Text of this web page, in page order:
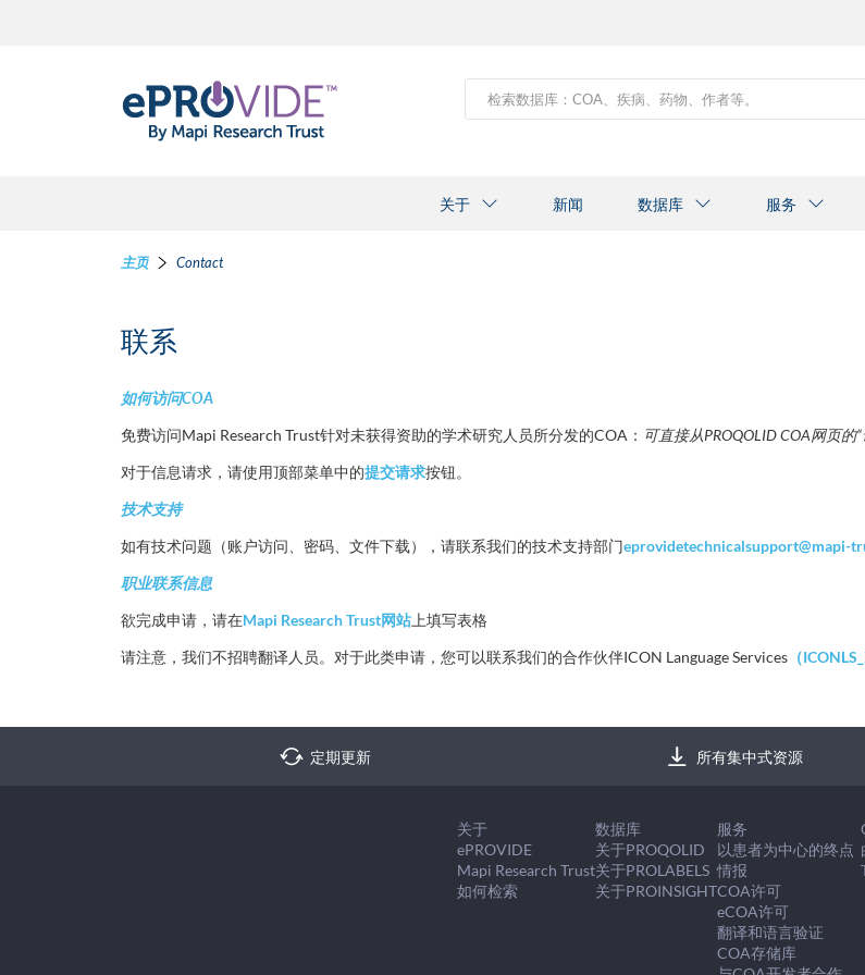
检索
关于 新闻 数据库 服务
主页 Contact
联系
如何访问COA
免费访问Mapi Research Trust针对未获得资助的学术研究人员所分发的COA： 可直接从PROQOLID COA网页的“
对于信息请求，请使用顶部菜单中的提交请求按钮。
技术支持
如有技术问题（账户访问、密码、文件下载），请联系我们的技术支持部门eprovidetechnicalsupport@mapi-
职业联系信息
欲完成申请，请在Mapi Research Trust网站上填写表格
请注意，我们不招聘翻译人员。对于此类申请，您可以联系我们的合作伙伴ICON Language Services（
定期更新 所有集中式资源
关于
ePROVIDE
Mapi Research Trust
如何检索
数据库
关于PROQOLID
关于PROLABELS
关于PROINSIGHT
服务
以患者为中心的终点
情报
COA许可
eCOA许可
翻译和语言验证
COA存储库